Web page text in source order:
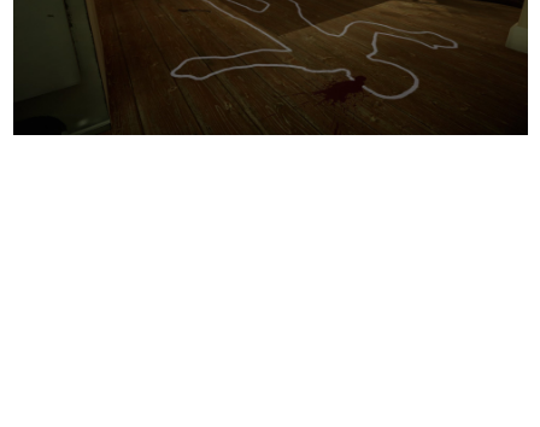
若ゲのいたり〜ゲームクリエイターの青春〜
『うつヌケ』『ペンと箸』等で知られるマンガ家・田中圭
一先生によるゲーム業界レポートマンガです。
なんでゲームは面白い？